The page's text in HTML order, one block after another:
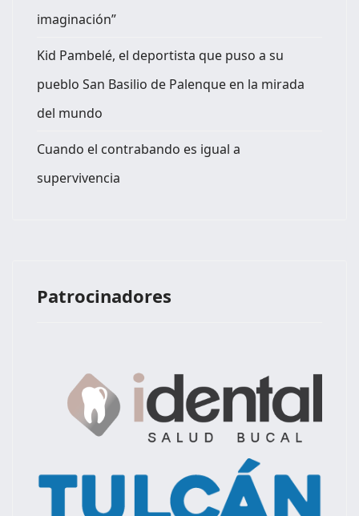
imaginación”
Kid Pambelé, el deportista que puso a su
pueblo San Basilio de Palenque en la mirada
del mundo
Cuando el contrabando es igual a
supervivencia
Patrocinadores